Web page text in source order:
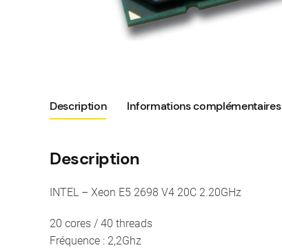
Description Informations complémentaires
Description
INTEL – Xeon E5 2698 V4 20C 2.20GHz
20 cores / 40 threads
Fréquence : 2,2Ghz